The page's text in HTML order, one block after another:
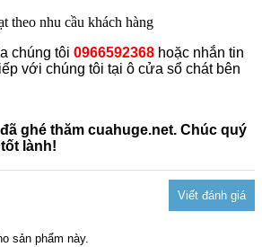
theo nhu cầu khách hàng
chúng tôi 0966592368 hoặc nhắn tin
với chúng tôi tại ô cửa sổ chát bên
ghé thăm cuahuge.net. Chúc quý
lành!
sản phẩm này.